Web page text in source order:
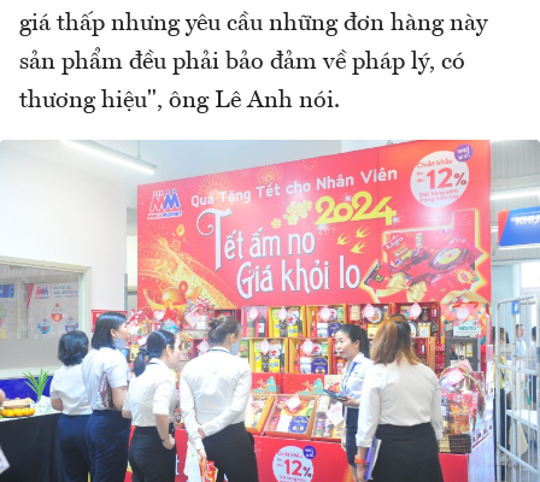
giá thấp nhưng yêu cầu những đơn hàng này
sản phẩm đều phải bảo đảm về pháp lý, có
thương hiệu", ông Lê Anh nói.